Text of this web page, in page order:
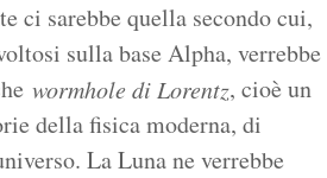
ci sarebbe quella secondo cui,
sulla base Alpha, verrebbe
wormhole di Lorentz, cioè un
della fisica moderna, di
La Luna ne verrebbe